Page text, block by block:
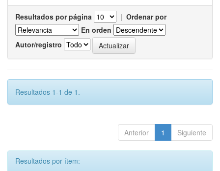
Resultados por página | Ordenar por
En orden
Autor/registro
Resultados 1-1 de 1.
Anterior 1 Siguiente
Resultados por ítem: